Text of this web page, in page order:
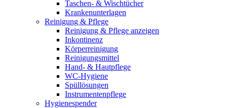
Taschen- & Wischtücher
Krankenunterlagen
Reinigung & Pflege
Reinigung & Pflege anzeigen
Inkontinenz
Körperreinigung
Reinigungsmittel
Hand- & Hautpflege
WC-Hygiene
Spüllösungen
Instrumentenpflege
Hygienespender